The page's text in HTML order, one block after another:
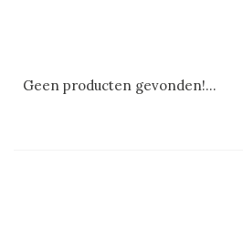
Geen producten gevonden!...